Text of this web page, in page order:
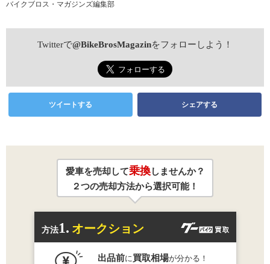
バイクブロス・マガジンズ編集部
Twitterで@BikeBrosMagazinをフォローしよう！
ツイートする シェアする
愛車を売却して乗換しませんか？
２つの売却方法から選択可能！
方法1. オークション
出品前に買取相場が分かる！